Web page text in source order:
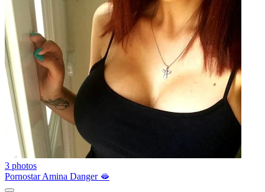
3 photos
Pornostar Amina Danger 🫦